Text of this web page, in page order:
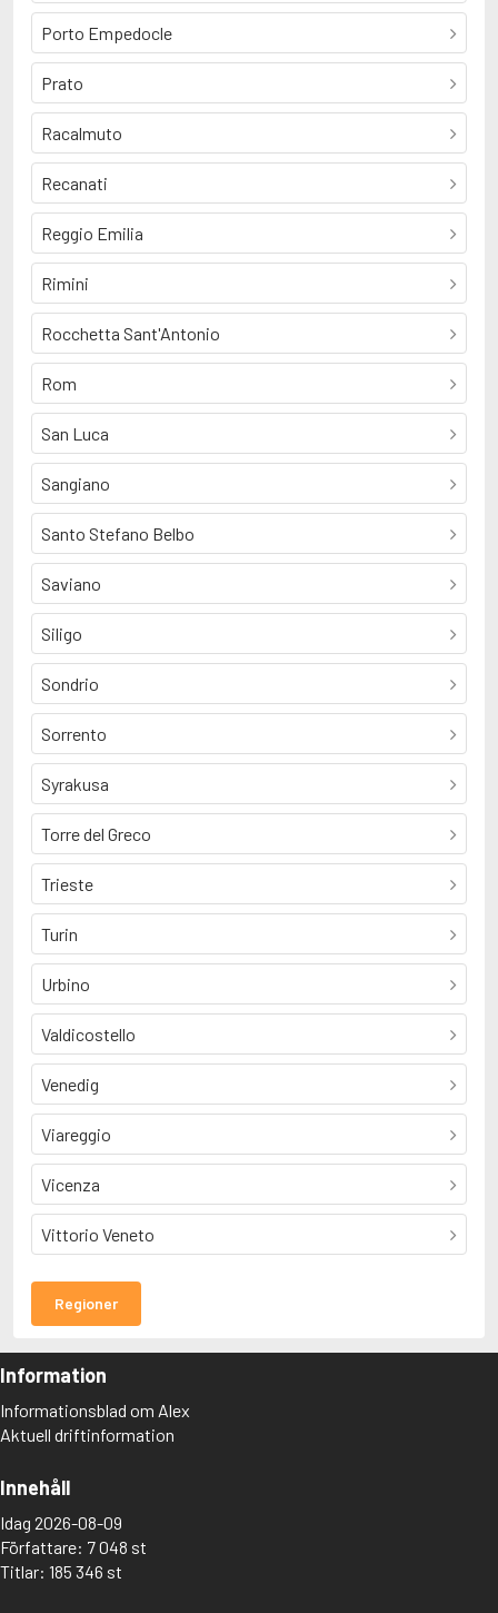
Porto Empedocle
Prato
Racalmuto
Recanati
Reggio Emilia
Rimini
Rocchetta Sant'Antonio
Rom
San Luca
Sangiano
Santo Stefano Belbo
Saviano
Siligo
Sondrio
Sorrento
Syrakusa
Torre del Greco
Trieste
Turin
Urbino
Valdicostello
Venedig
Viareggio
Vicenza
Vittorio Veneto
Regioner
Information
Informationsblad om Alex
Aktuell driftinformation
Innehåll
Idag 2026-08-09
Författare: 7 048 st
Titlar: 185 346 st